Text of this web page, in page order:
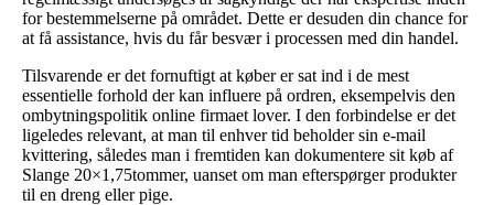
for bestemmelserne på området. Dette er desuden din chance for
at få assistance, hvis du får besvær i processen med din handel.
Tilsvarende er det fornuftigt at køber er sat ind i de mest
essentielle forhold der kan influere på ordren, eksempelvis den
ombytningspolitik online firmaet lover. I den forbindelse er det
ligeledes relevant, at man til enhver tid beholder sin e-mail
kvittering, således man i fremtiden kan dokumentere sit køb af
Slange 20×1,75tommer, uanset om man efterspørger produkter
til en dreng eller pige.